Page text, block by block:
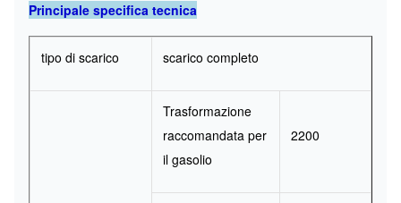
Principale specifica tecnica
tipo di scarico scarico completo
Trasformazione
raccomandata per
il gasolio
2200